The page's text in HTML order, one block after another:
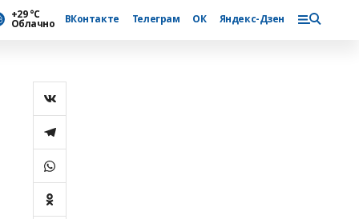
+29 °С
Облачно ВКонтакте Телеграм ОК Яндекс-Дзен